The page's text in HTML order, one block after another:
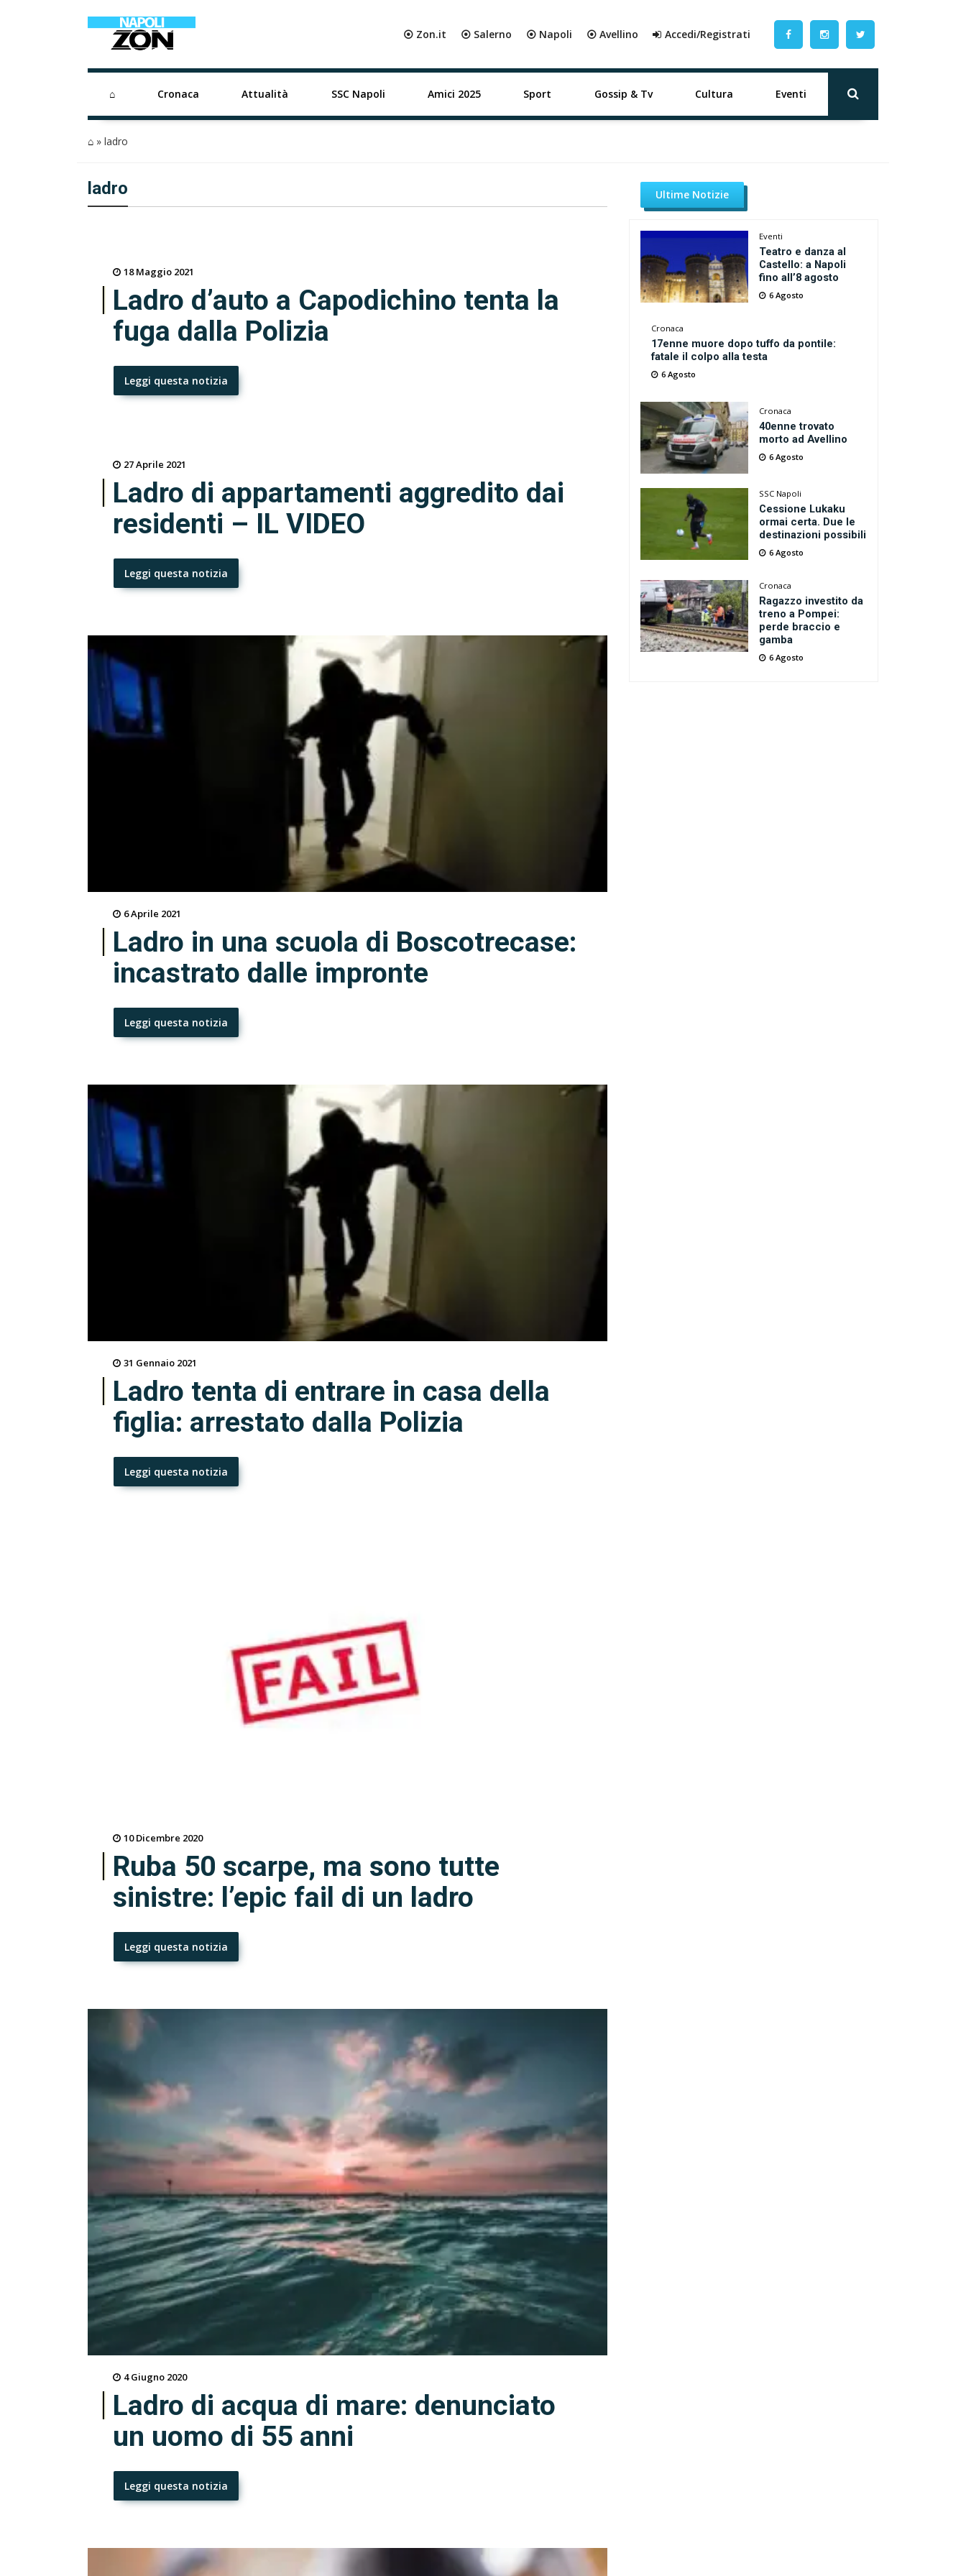
⦿ Zon.it ⦿ Salerno ⦿ Napoli ⦿ Avellino Accedi/Registrati
⌂ Cronaca Attualità SSC Napoli Amici 2025 Sport Gossip & Tv Cultura Eventi
⌂ » ladro
ladro
18 Maggio 2021
Ladro d’auto a Capodichino tenta la
fuga dalla Polizia
Leggi questa notizia
27 Aprile 2021
Ladro di appartamenti aggredito dai
residenti – IL VIDEO
Leggi questa notizia
6 Aprile 2021
Ladro in una scuola di Boscotrecase:
incastrato dalle impronte
Leggi questa notizia
31 Gennaio 2021
Ladro tenta di entrare in casa della
figlia: arrestato dalla Polizia
Leggi questa notizia
10 Dicembre 2020
Ruba 50 scarpe, ma sono tutte
sinistre: l’epic fail di un ladro
Leggi questa notizia
4 Giugno 2020
Ladro di acqua di mare: denunciato
un uomo di 55 anni
Leggi questa notizia
Ultime Notizie
Eventi
Teatro e danza al
Castello: a Napoli
fino all’8 agosto
6 Agosto
Cronaca
17enne muore dopo tuffo da pontile:
fatale il colpo alla testa
6 Agosto
Cronaca
40enne trovato
morto ad Avellino
6 Agosto
SSC Napoli
Cessione Lukaku
ormai certa. Due le
destinazioni possibili
6 Agosto
Cronaca
Ragazzo investito da
treno a Pompei:
perde braccio e
gamba
6 Agosto